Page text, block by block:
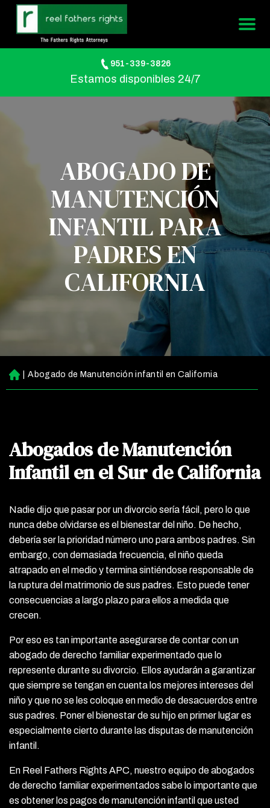
951-339-3826
Estamos disponibles 24/7
ABOGADO DE
MANUTENCIÓN
INFANTIL PARA
PADRES EN
CALIFORNIA
Ini
ci
Abogado de Manutención infantil en California
Abogados de Manutención
Infantil en el Sur de California
Nadie dijo que pasar por un divorcio sería fácil, pero lo que
nunca debe olvidarse es el bienestar del niño. De hecho,
debería ser la prioridad número uno para ambos padres. Sin
embargo, con demasiada frecuencia, el niño queda
atrapado en el medio y termina sintiéndose responsable de
la ruptura del matrimonio de sus padres. Esto puede tener
consecuencias a largo plazo para ellos a medida que
crecen.
Por eso es tan importante asegurarse de contar con un
abogado de derecho familiar experimentado que lo
represente durante su divorcio. Ellos ayudarán a garantizar
que siempre se tengan en cuenta los mejores intereses del
niño y que no se les coloque en medio de desacuerdos entre
sus padres. Poner el bienestar de su hijo en primer lugar es
especialmente cierto durante las disputas de manutención
infantil.
En Reel Fathers Rights APC, nuestro equipo de abogados
de derecho familiar experimentados sabe lo importante que
es obtener los pagos de manutención infantil que usted